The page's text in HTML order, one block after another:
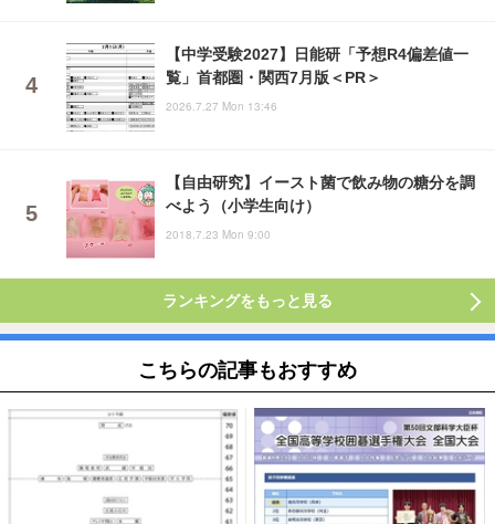
【中学受験2027】日能研「予想R4偏差値一
覧」首都圏・関西7月版＜PR＞
2026.7.27 Mon 13:46
【自由研究】イースト菌で飲み物の糖分を調
べよう（小学生向け）
2018.7.23 Mon 9:00
ランキングをもっと見る
こちらの記事もおすすめ